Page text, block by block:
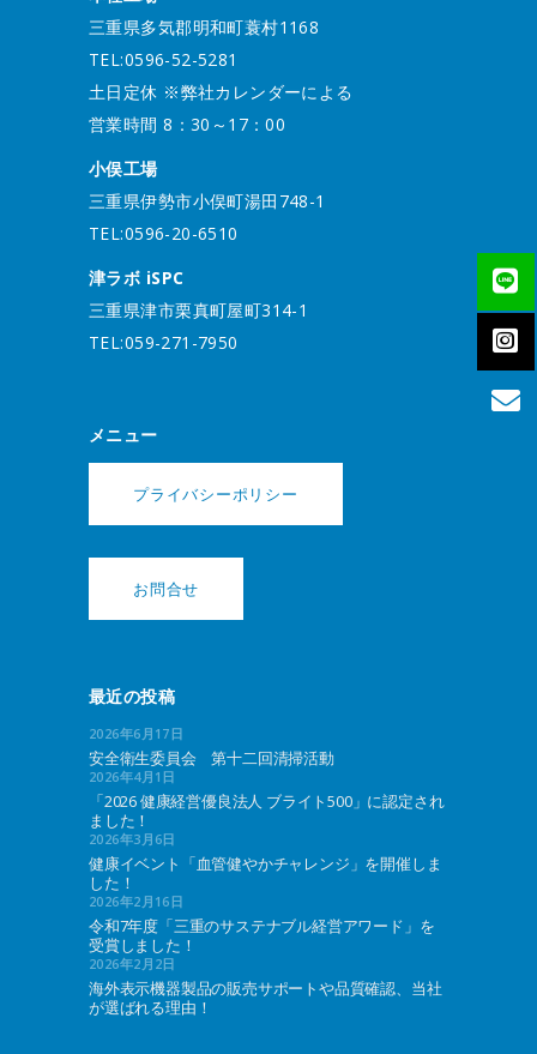
三重県多気郡明和町蓑村1168
TEL:0596-52-5281
土日定休 ※弊社カレンダーによる
営業時間 8：30～17：00
小俣工場
三重県伊勢市小俣町湯田748-1
TEL:0596-20-6510
津ラボ iSPC
三重県津市栗真町屋町314-1
TEL:059-271-7950
メニュー
プライバシーポリシー
お問合せ
最近の投稿
2026年6月17日
安全衛生委員会 第十二回清掃活動
2026年4月1日
「2026 健康経営優良法人 ブライト500」に認定され
ました！
2026年3月6日
健康イベント「血管健やかチャレンジ」を開催しま
した！
2026年2月16日
令和7年度「三重のサステナブル経営アワード」を
受賞しました！
2026年2月2日
海外表示機器製品の販売サポートや品質確認、当社
が選ばれる理由！